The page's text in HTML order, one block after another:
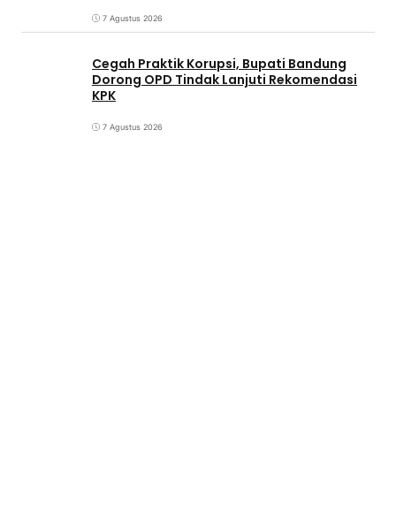
7 Agustus 2026
Cegah Praktik Korupsi, Bupati Bandung
Dorong OPD Tindak Lanjuti Rekomendasi
KPK
7 Agustus 2026